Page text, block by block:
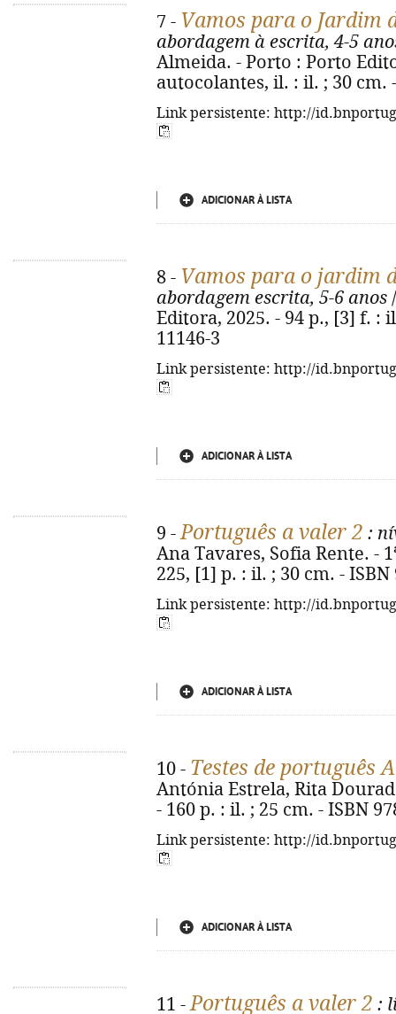
7 - Vamos para o Jardim
abordagem à escrita, 4-5
Almeida. - Porto : Porto
autocolantes, il. : il. ; 30 cm.
Link persistente: http://
ADICIONAR À LISTA
8 - Vamos para o jardim
abordagem escrita, 5-6 anos
Editora, 2025. - 94 p., [3] f. :
11146-3
Link persistente: http://
ADICIONAR À LISTA
9 -Português a valer 2 :
Ana Tavares, Sofia Rente. -
225, [1] p. : il. ; 30 cm. - ISBN
Link persistente: http://
ADICIONAR À LISTA
10 - Testes de português
Antónia Estrela, Rita
- 160 p. : il. ; 25 cm. - ISBN
Link persistente: http://
ADICIONAR À LISTA
11 -Português a valer 2 :